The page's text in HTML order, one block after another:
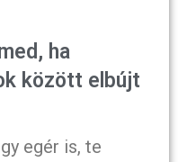
ha
között elbújt
egér is, te